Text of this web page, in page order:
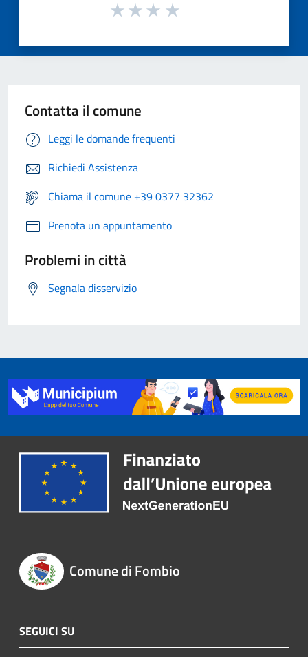
Contatta il comune
Leggi le domande frequenti
Richiedi Assistenza
Chiama il comune +39 0377 32362
Prenota un appuntamento
Problemi in città
Segnala disservizio
Comune di Fombio
SEGUICI SU